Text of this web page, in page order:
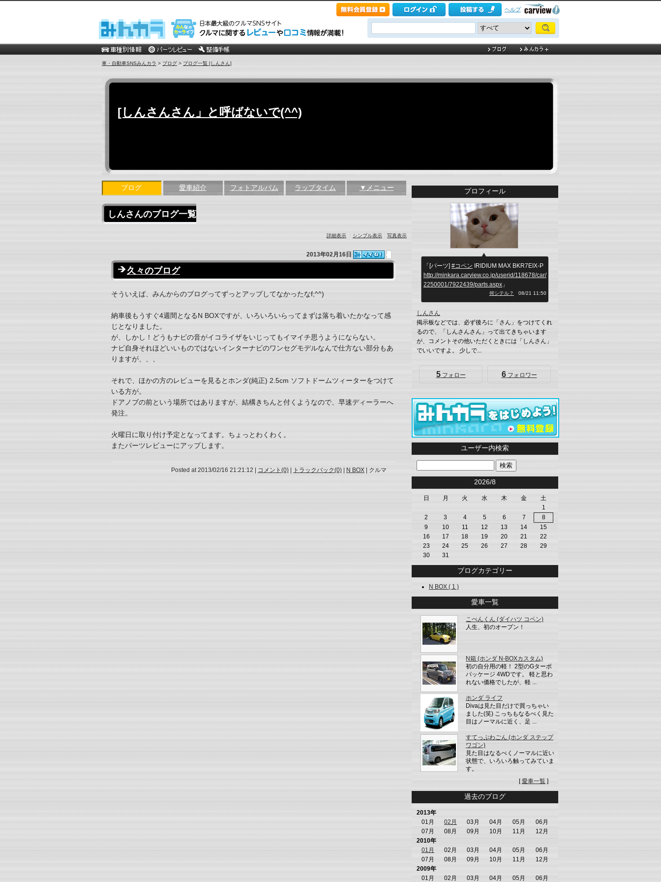
ヘルプ
車・自動車SNSみんカラ > ブログ > ブログ一覧 [しんさん]
[しんさんさん」と呼ばないで(^^)
ブログ 愛車紹介 フォトアルバム ラップタイム ▼メニュー
しんさんのブログ一覧
詳細表示 シンプル表示 写真表示
2013年02月16日
久々のブログ
そういえば、みんからのブログってずっとアップしてなかったなf;^^)
納車後もうすぐ4週間となるN BOXですが、いろいろいらってまずは落ち着いたかなって感
じとなりました。
が、しかし！どうもナビの音がイコライザをいじってもイマイチ思うようにならない。
ナビ自身それほどいいものではないインターナビのワンセグモデルなんで仕方ない部分もあ
りますが、、、
それで、ほかの方のレビューを見るとホンダ(純正) 2.5cm ソフトドームツィーターをつけて
いる方が。
ドアノブの前という場所ではありますが、結構きちんと付くようなので、早速ディーラーへ
発注。
火曜日に取り付け予定となってます。ちょっとわくわく。
またパーツレビューにアップします。
Posted at 2013/02/16 21:21:12 | コメント(0) トラックバック(0) N BOX | クルマ
プロフィール
「[パーツ] #コペン IRIDIUM MAX BKR7EIX-P
http://minkara.carview.co.jp/userid/118678/car/
2250001/7922439/parts.aspx 」
何シテル？ 08/21 11:50
しんさん
掲示板などでは、必ず後ろに「さん」をつけてくれ
るので、「しんさんさん」って出てきちゃいます
が、コメントその他いただくときには「しんさん」
でいいですよ。 少しで...
5フォロー 6フォロワー
ユーザー内検索
2026/8
日 月 火 水 木 金
土
1
2
3 4 5 6 7
8
9
10 11 12 13 14
15
16
17 18 19 20 21
22
23
24 25 26 27 28
29
30
31
ブログカテゴリー
N BOX ( 1 )
愛車一覧
こぺんくん (ダイハツ コペン)
人生、初のオープン！
N箱 (ホンダ N-BOXカスタム)
初の自分用の軽！ 2型のGターボ
パッケージ 4WDです。 軽と思わ
れない価格でしたが、軽 ...
ホンダ ライフ
Divaは見た目だけで買っちゃい
ました(笑) こっちもなるべく見た
目はノーマルに近く、足 ...
すてっぷわごん (ホンダ ステップ
ワゴン)
見た目はなるべくノーマルに近い
状態で、いろいろ触ってみていま
す。
[愛車一覧 ]
過去のブログ
2013年
01月
02月 03月 04月 05月
06月
07月
08月 09月 10月 11月
12月
2010年
01月
02月 03月 04月 05月
06月
07月
08月 09月 10月 11月
12月
2009年
01月
02月 03月 04月 05月 06月